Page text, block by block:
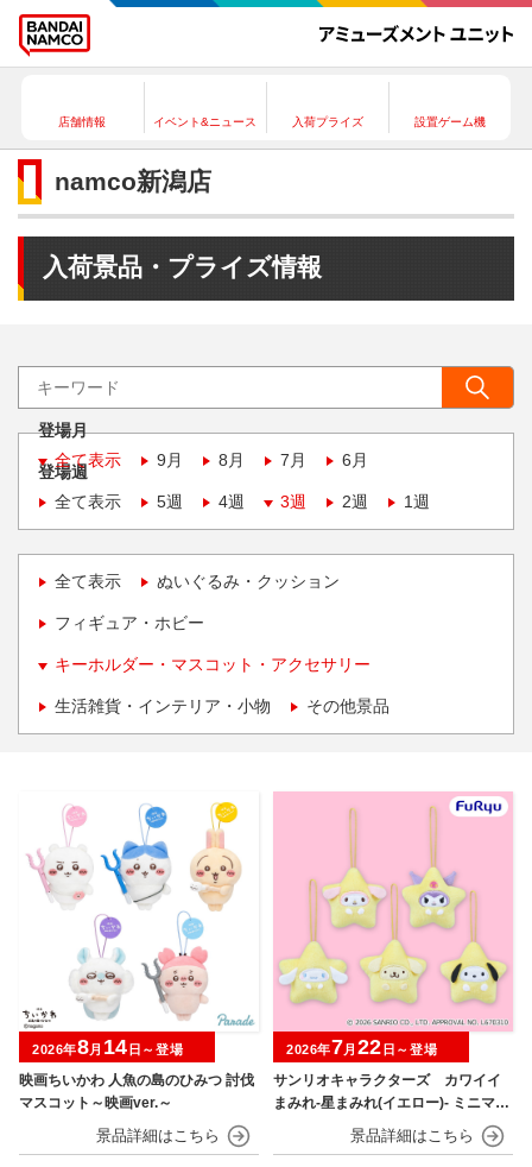
店舗情報 イベント&ニュース 入荷プライズ 設置ゲーム機
namco新潟店
入荷景品・プライズ情報
登場月
全て表示
9月 8月 7月 6月
登場週
全て表示
5週 4週 3週 2週 1週
全て表示 ぬいぐるみ・クッション
フィギュア・ホビー
キーホルダー・マスコット・アクセサリー
生活雑貨・インテリア・小物 その他景品
映画ちいかわ 人魚の島のひみつ 討伐
マスコット～映画ver.～
2026年8月 14 日～登場
サンリオキャラクターズ カワイイ
まみれ-星まみれ(イエロー)- ミニマス
2026年7月 22 日～登場